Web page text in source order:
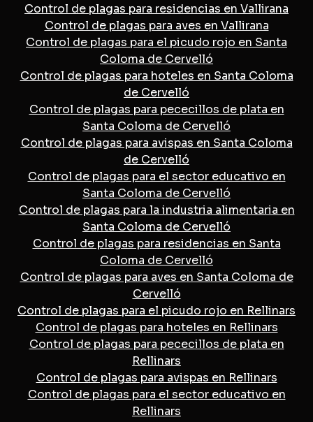
Control de plagas para residencias en Vallirana
Control de plagas para aves en Vallirana
Control de plagas para el picudo rojo en Santa
Coloma de Cervelló
Control de plagas para hoteles en Santa Coloma
de Cervelló
Control de plagas para pececillos de plata en
Santa Coloma de Cervelló
Control de plagas para avispas en Santa Coloma
de Cervelló
Control de plagas para el sector educativo en
Santa Coloma de Cervelló
Control de plagas para la industria alimentaria en
Santa Coloma de Cervelló
Control de plagas para residencias en Santa
Coloma de Cervelló
Control de plagas para aves en Santa Coloma de
Cervelló
Control de plagas para el picudo rojo en Rellinars
Control de plagas para hoteles en Rellinars
Control de plagas para pececillos de plata en
Rellinars
Control de plagas para avispas en Rellinars
Control de plagas para el sector educativo en
Rellinars